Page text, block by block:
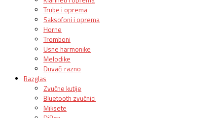
Trube i oprema
Saksofoni i oprema
Horne
Tromboni
Usne harmonike
Melodike
Duvači razno
Razglas
Zvučne kutije
Bluetooth zvučnici
Miksete